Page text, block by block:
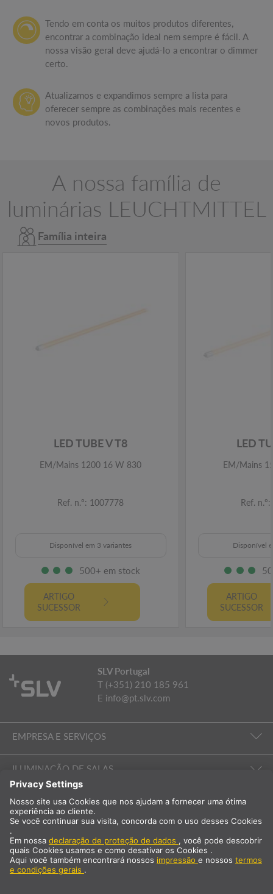
Tendo em conta os muitos produtos diferentes,
encontrar a combinação ideal nem sempre é fácil. A
nossa visão geral deve ajudá-lo a encontrar o dimmer
certo.
Atualizamos e expandimos sempre a lista para
oferecer sempre as combinações mais recentes e
novos produtos.
A nossa família de
luminárias LEUCHTMITTEL
Família inteira
LED TUBE V T8
EM/Mains 1200 16 W 830
Ref. n.º: 1007778
Disponível em 3 variantes
500+ em stock
ARTIGO
SUCESSOR
LED
EM/Mains
Ref.
Disponível
ARTIGO
SUCESSOR
SLV Portugal
T (+351) 210 185 961
E info@pt.slv.com
EMPRESA E SERVIÇOS
ILUMINAÇÃO DE SALAS
EMPRESA E SERVIÇOS
Internacional
PT
Portugal